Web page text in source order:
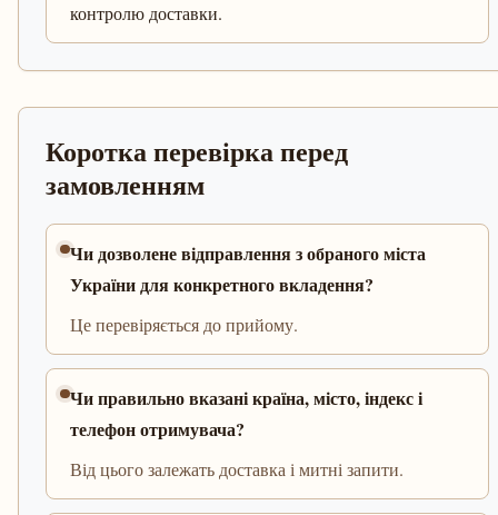
контролю доставки.
Коротка перевірка перед
замовленням
Чи дозволене відправлення з обраного міста
України для конкретного вкладення?
Це перевіряється до прийому.
Чи правильно вказані країна, місто, індекс і
телефон отримувача?
Від цього залежать доставка і митні запити.